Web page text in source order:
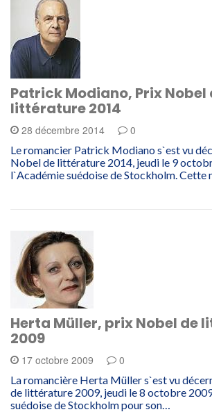
Patrick Modiano, Prix Nobel
littérature 2014
28 décembre 2014 0
Le romancier Patrick Modiano s`est vu
Nobel de littérature 2014, jeudi le 9
l`Académie suédoise de Stockholm. Cette
Herta Müller, prix Nobel de
2009
17 octobre 2009 0
La romancière Herta Müller s`est vu
de littérature 2009, jeudi le 8 octobre
suédoise de Stockholm pour son…